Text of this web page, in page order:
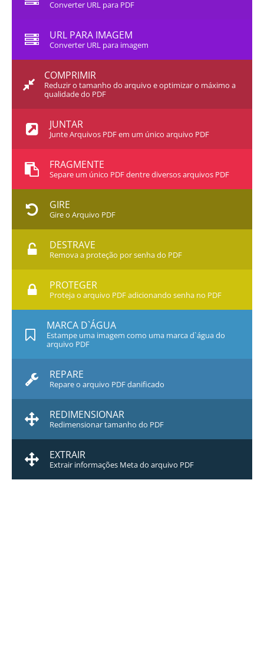
Converter URL para PDF
URL PARA IMAGEM
Converter URL para imagem
COMPRIMIR
Reduzir o tamanho do arquivo e optimizar o máximo a
qualidade do PDF
JUNTAR
Junte Arquivos PDF em um único arquivo PDF
FRAGMENTE
Separe um único PDF dentre diversos arquivos PDF
GIRE
Gire o Arquivo PDF
DESTRAVE
Remova a proteção por senha do PDF
PROTEGER
Proteja o arquivo PDF adicionando senha no PDF
MARCA D`ÁGUA
Estampe uma imagem como uma marca d`água do
arquivo PDF
REPARE
Repare o arquivo PDF danificado
REDIMENSIONAR
Redimensionar tamanho do PDF
EXTRAIR
Extrair informações Meta do arquivo PDF